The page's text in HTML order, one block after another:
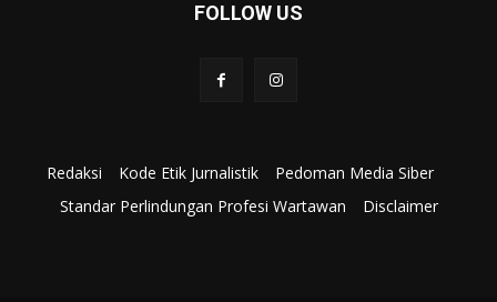
FOLLOW US
Redaksi Kode Etik Jurnalistik
Pedoman Media Siber
Standar Perlindungan Profesi Wartawan
Disclaimer